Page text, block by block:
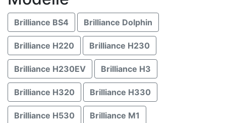
Brilliance BS4 Brilliance Dolphin
Brilliance H220 Brilliance H230
Brilliance H230EV Brilliance H3
Brilliance H320 Brilliance H330
Brilliance H530 Brilliance M1